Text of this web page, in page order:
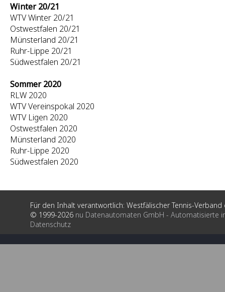
Winter 20/21
WTV Winter 20/21
Ostwestfalen 20/21
Münsterland 20/21
Ruhr-Lippe 20/21
Südwestfalen 20/21
Sommer 2020
RLW 2020
WTV Vereinspokal 2020
WTV Ligen 2020
Ostwestfalen 2020
Münsterland 2020
Ruhr-Lippe 2020
Südwestfalen 2020
Für den Inhalt verantwortlich: Westfälischer Tennis-Verband
© 1999-2026 nu Datenautomaten GmbH - Automatisierte
Datenschutz